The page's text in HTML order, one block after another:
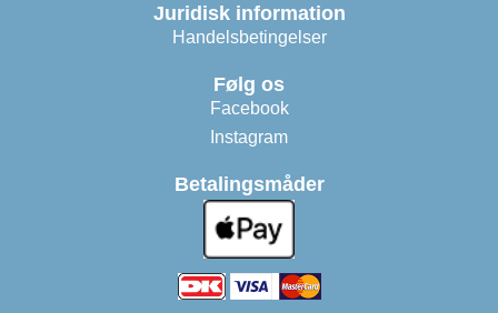
Juridisk information
Handelsbetingelser
Følg os
Facebook
Instagram
Betalingsmåder